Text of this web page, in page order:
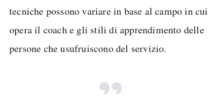
tecniche possono variare in base al campo in cui
opera il coach e gli stili di apprendimento delle
persone che usufruiscono del servizio.